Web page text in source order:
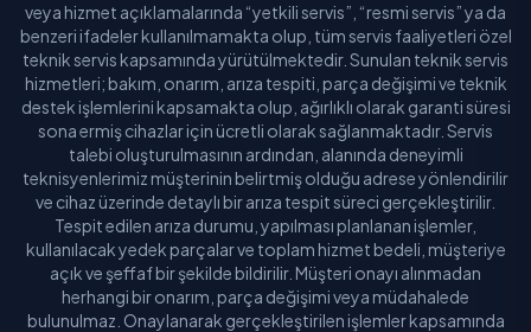
veya hizmet açıklamalarında “yetkili servis”, “resmi servis” ya da
benzeri ifadeler kullanılmamakta olup, tüm servis faaliyetleri özel
teknik servis kapsamında yürütülmektedir. Sunulan teknik servis
hizmetleri; bakım, onarım, arıza tespiti, parça değişimi ve teknik
destek işlemlerini kapsamakta olup, ağırlıklı olarak garanti süresi
sona ermiş cihazlar için ücretli olarak sağlanmaktadır. Servis
talebi oluşturulmasının ardından, alanında deneyimli
teknisyenlerimiz müşterinin belirtmiş olduğu adrese yönlendirilir
ve cihaz üzerinde detaylı bir arıza tespit süreci gerçekleştirilir.
Tespit edilen arıza durumu, yapılması planlanan işlemler,
kullanılacak yedek parçalar ve toplam hizmet bedeli, müşteriye
açık ve şeffaf bir şekilde bildirilir. Müşteri onayı alınmadan
herhangi bir onarım, parça değişimi veya müdahalede
bulunulmaz. Onaylanarak gerçekleştirilen işlemler kapsamında